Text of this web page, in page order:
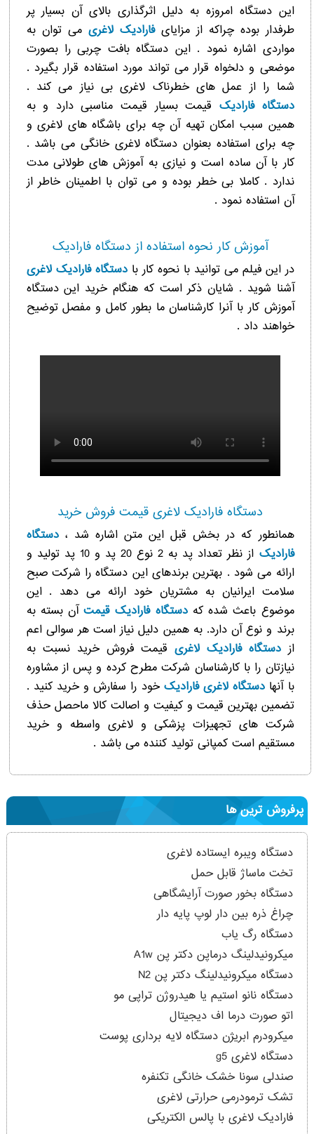
این دستگاه امروزه به دلیل اثرگذاری بالای آن بسیار پر
طرفدار بوده چراکه از مزایایفارادیک لاغری می توان به
مواردی اشاره نمود . این دستگاه بافت چربی را بصورت
موضعی و دلخواه قرار می تواند مورد استفاده قرار بگیرد .
شما را از عمل های خطرناک لاغری بی نیاز می کند .
دستگاه فارادیک قیمت بسیار قیمت مناسبی دارد و به
همین سبب امکان تهیه آن چه برای باشگاه های لاغری و
چه برای استفاده بعنوان دستگاه لاغری خانگی می باشد .
کار با آن ساده است و نیازی به آموزش های طولانی مدت
ندارد . کاملا بی خطر بوده و می توان با اطمینان خاطر از
آن استفاده نمود .
آموزش کار نحوه استفاده از دستگاه فارادیک
در این فیلم می توانید با نحوه کار بادستگاه فارادیک لاغری
آشنا شوید . شایان ذکر است که هنگام خرید این دستگاه
آموزش کار با آنرا کارشناسان ما بطور کامل و مفصل توضیح
خواهند داد .
دستگاه فارادیک لاغری قیمت فروش خرید
همانطور که در بخش قبل این متن اشاره شد ،دستگاه
فارادیک
از نظر تعداد پد به 2 نوع 20 پد و 10 پد تولید و
ارائه می شود . بهترین برندهای این دستگاه را شرکت صبح
سلامت ایرانیان به مشتریان خود ارائه می دهد . این
موضوع باعث شده کهدستگاه فارادیک قیمتآن بسته به
برند و نوع آن دارد. به همین دلیل نیاز است هر سوالی اعم
ازدستگاه فارادیک لاغری قیمت فروش خرید نسبت به
نیازتان را با کارشناسان شرکت مطرح کرده و پس از مشاوره
با آنها دستگاه لاغری فارادیکخود را سفارش و خرید کنید .
تضمین بهترین قیمت و کیفیت و اصالت کالا ماحصل حذف
شرکت های تجهیزات پزشکی و لاغری واسطه و خرید
مستقیم است کمپانی تولید کننده می باشد .
پرفروش ترین ها
دستگاه ویبره ایستاده لاغری
تخت ماساژ قابل حمل
دستگاه بخور صورت آرایشگاهی
چراغ ذره بین دار لوپ پایه دار
دستگاه رگ یاب
میکرونیدلینگ درماپن دکتر پن A1w
دستگاه میکرونیدلینگ دکتر پن N2
دستگاه نانو استیم یا هیدروژن تراپی مو
اتو صورت درما اف دیجیتال
میکرودرم ابریژن دستگاه لایه برداری پوست
دستگاه لاغری g5
صندلی سونا خشک خانگی تکنفره
تشک ترمودرمی حرارتی لاغری
فارادیک لاغری با پالس الکتریکی